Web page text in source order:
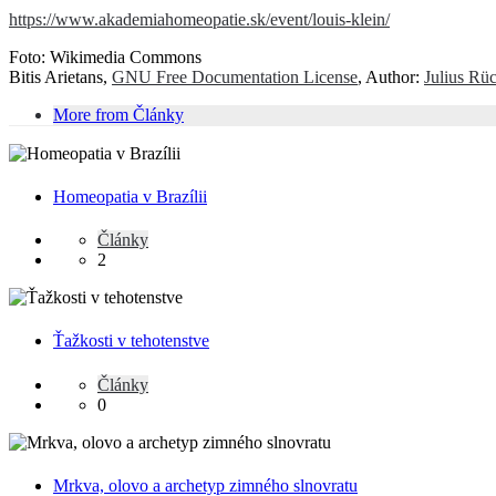
https://www.akademiahomeopatie.sk/event/louis-klein/
Foto: Wikimedia Commons
Bitis Arietans, GNU Free Documentation License, Author: Julius
More from Články
Homeopatia v Brazílii
Články
2
Ťažkosti v tehotenstve
Články
0
Mrkva, olovo a archetyp zimného slnovratu